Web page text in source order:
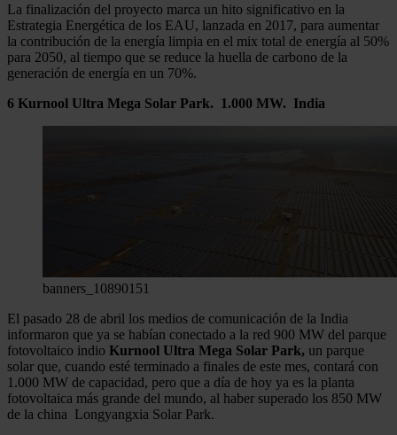
La finalización del proyecto marca un hito significativo en la
Estrategia Energética de los EAU, lanzada en 2017, para aumentar
la contribución de la energía limpia en el mix total de energía al 50%
para 2050, al tiempo que se reduce la huella de carbono de la
generación de energía en un 70%.
6 Kurnool Ultra Mega Solar Park. 1.000 MW. India
banners_10890151
El pasado 28 de abril los medios de comunicación de la India
informaron que ya se habían conectado a la red 900 MW del parque
fotovoltaico indio Kurnool Ultra Mega Solar Park, un parque
solar que, cuando esté terminado a finales de este mes, contará con
1.000 MW de capacidad, pero que a día de hoy ya es la planta
fotovoltaica más grande del mundo, al haber superado los 850 MW
de la china Longyangxia Solar Park.